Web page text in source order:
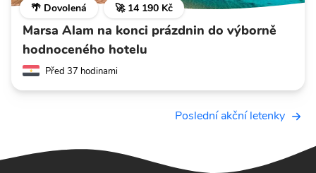
🌴 Dovolená 🚀 14 190 Kč
Marsa Alam na konci prázdnin do výborně
hodnoceného hotelu
Před 37 hodinami
Poslední akční letenky